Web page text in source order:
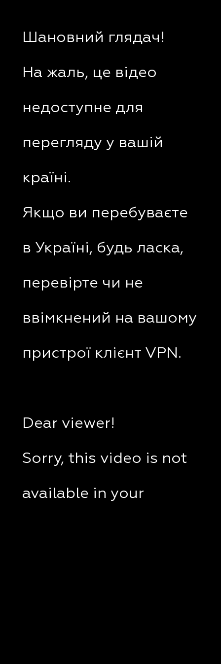
Шановний глядач!
На жаль, це відео
недоступне для
перегляду у вашій
країні.
Якщо ви перебуваєте
в Україні, будь ласка,
перевірте чи не
ввімкнений на вашому
пристрої клієнт VPN.
Dear viewer!
Sorry, this video is not
available in your